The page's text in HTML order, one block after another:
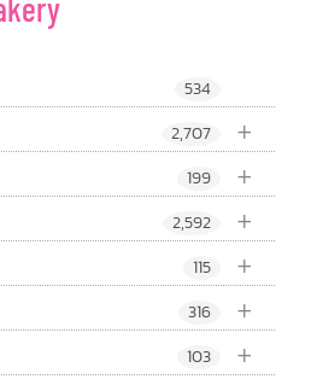
534
+
2,707
+
199
+
2,592
+
115
+
316
+
103